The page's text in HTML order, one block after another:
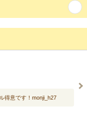
得意です！monji_h27